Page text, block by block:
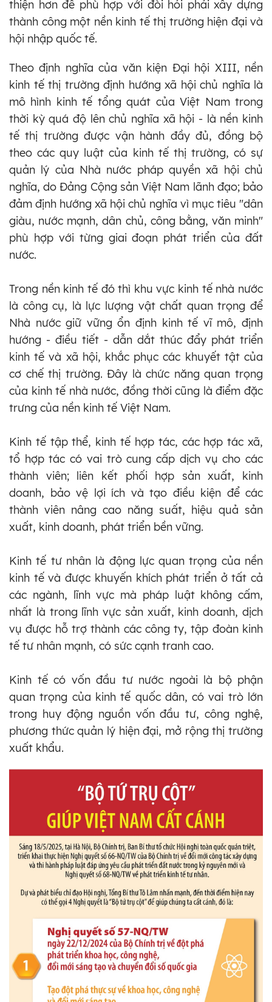
thiện hơn để phù hợp với đòi hỏi phải xây dựng
thành công một nền kinh tế thị trường hiện đại và
hội nhập quốc tế.
Theo định nghĩa của văn kiện Đại hội XIII, nền
kinh tế thị trường định hướng xã hội chủ nghĩa là
mô hình kinh tế tổng quát của Việt Nam trong
thời kỳ quá độ lên chủ nghĩa xã hội - là nền kinh
tế thị trường được vận hành đầy đủ, đồng bộ
theo các quy luật của kinh tế thị trường, có sự
quản lý của Nhà nước pháp quyền xã hội chủ
nghĩa, do Đảng Cộng sản Việt Nam lãnh đạo; bảo
đảm định hướng xã hội chủ nghĩa vì mục tiêu "dân
giàu, nước mạnh, dân chủ, công bằng, văn minh"
phù hợp với từng giai đoạn phát triển của đất
nước.
Trong nền kinh tế đó thì khu vực kinh tế nhà nước
là công cụ, là lực lượng vật chất quan trọng để
Nhà nước giữ vững ổn định kinh tế vĩ mô, định
hướng - điều tiết - dẫn dắt thúc đẩy phát triển
kinh tế và xã hội, khắc phục các khuyết tật của
cơ chế thị trường. Đây là chức năng quan trọng
của kinh tế nhà nước, đồng thời cũng là điểm đặc
trưng của nền kinh tế Việt Nam.
Kinh tế tập thể, kinh tế hợp tác, các hợp tác xã,
tổ hợp tác có vai trò cung cấp dịch vụ cho các
thành viên; liên kết phối hợp sản xuất, kinh
doanh, bảo vệ lợi ích và tạo điều kiện để các
thành viên nâng cao năng suất, hiệu quả sản
xuất, kinh doanh, phát triển bền vững.
Kinh tế tư nhân là động lực quan trọng của nền
kinh tế và được khuyến khích phát triển ở tất cả
các ngành, lĩnh vực mà pháp luật không cấm,
nhất là trong lĩnh vực sản xuất, kinh doanh, dịch
vụ được hỗ trợ thành các công ty, tập đoàn kinh
tế tư nhân mạnh, có sức cạnh tranh cao.
Kinh tế có vốn đầu tư nước ngoài là bộ phận
quan trọng của kinh tế quốc dân, có vai trò lớn
trong huy động nguồn vốn đầu tư, công nghệ,
phương thức quản lý hiện đại, mở rộng thị trường
xuất khẩu.